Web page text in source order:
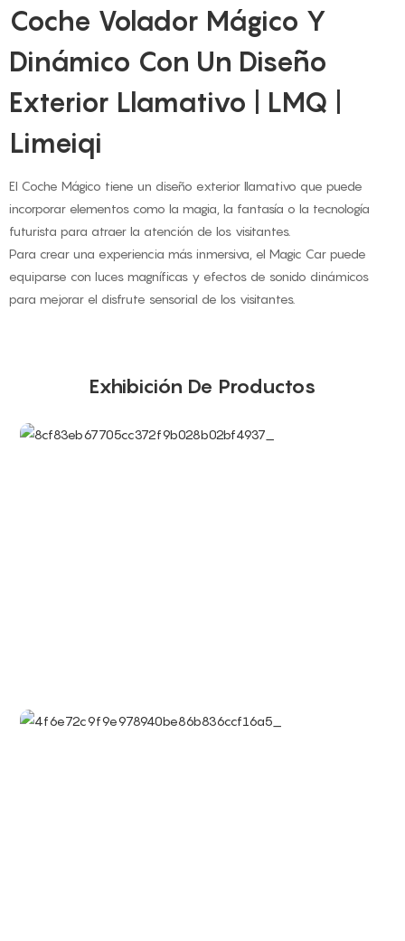
Coche Volador Mágico Y
Dinámico Con Un Diseño
Exterior Llamativo | LMQ |
Limeiqi
El Coche Mágico tiene un diseño exterior llamativo que puede
incorporar elementos como la magia, la fantasía o la tecnología
futurista para atraer la atención de los visitantes.
Para crear una experiencia más inmersiva, el Magic Car puede
equiparse con luces magníficas y efectos de sonido dinámicos
para mejorar el disfrute sensorial de los visitantes.
Exhibición De Productos